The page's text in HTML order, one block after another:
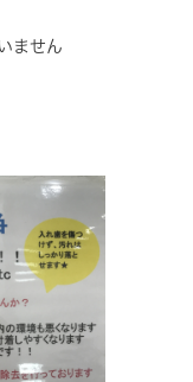
ません